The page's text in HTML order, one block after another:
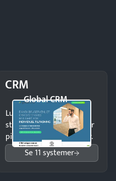
CRM
Global CRM
Luk flere salg med et
struktureret overblik over
pipeline og opfølgninger.
Se 11 systemer